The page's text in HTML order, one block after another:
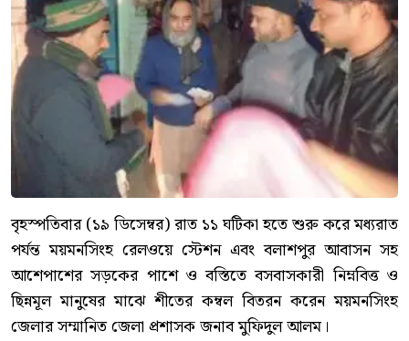
বৃহস্পতিবার (১৯ ডিসেম্বর) রাত ১১ ঘটিকা হতে শুরু করে মধ্যরাত
পর্যন্ত ময়মনসিংহ রেলওয়ে স্টেশন এবং বলাশপুর আবাসন সহ
আশেপাশের সড়কের পাশে ও বস্তিতে বসবাসকারী নিম্নবিত্ত ও
ছিন্নমূল মানুষের মাঝে শীতের কম্বল বিতরন করেন ময়মনসিংহ
জেলার সম্মানিত জেলা প্রশাসক জনাব মুফিদুল আলম।